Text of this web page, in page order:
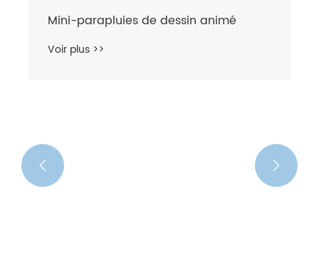
Mini-parapluies de dessin animé
Voir plus >>
 